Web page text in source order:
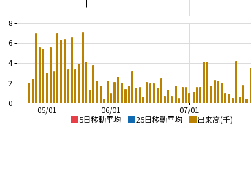
5日移動平均 25日移動平均 出来高(千)
07/01
06/01
05/01
0
2
4
6
8